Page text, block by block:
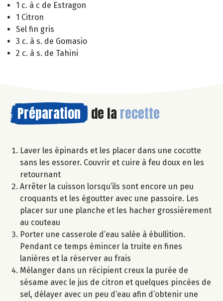
1 c. à c de Estragon
1 Citron
Sel fin gris
3 c. à s. de Gomasio
2 c. à s. de Tahini
Préparation de la recette
Laver les épinards et les placer dans une cocotte
sans les essorer. Couvrir et cuire à feu doux en les
retournant
Arrêter la cuisson lorsqu’ils sont encore un peu
croquants et les égoutter avec une passoire. Les
placer sur une planche et les hacher grossièrement
au couteau
Porter une casserole d’eau salée à ébullition.
Pendant ce temps émincer la truite en fines
lanières et la réserver au frais
Mélanger dans un récipient creux la purée de
sésame avec le jus de citron et quelques pincées de
sel, délayer avec un peu d’eau afin d’obtenir une